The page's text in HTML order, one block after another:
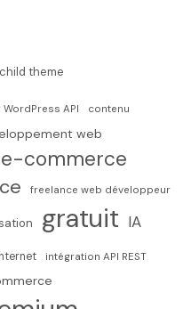
child theme
API
contenu
web
e-commerce
freelance web développeur
gratuit IA
intégration API REST